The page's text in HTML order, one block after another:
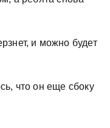
и можно будет
что он еще сбоку